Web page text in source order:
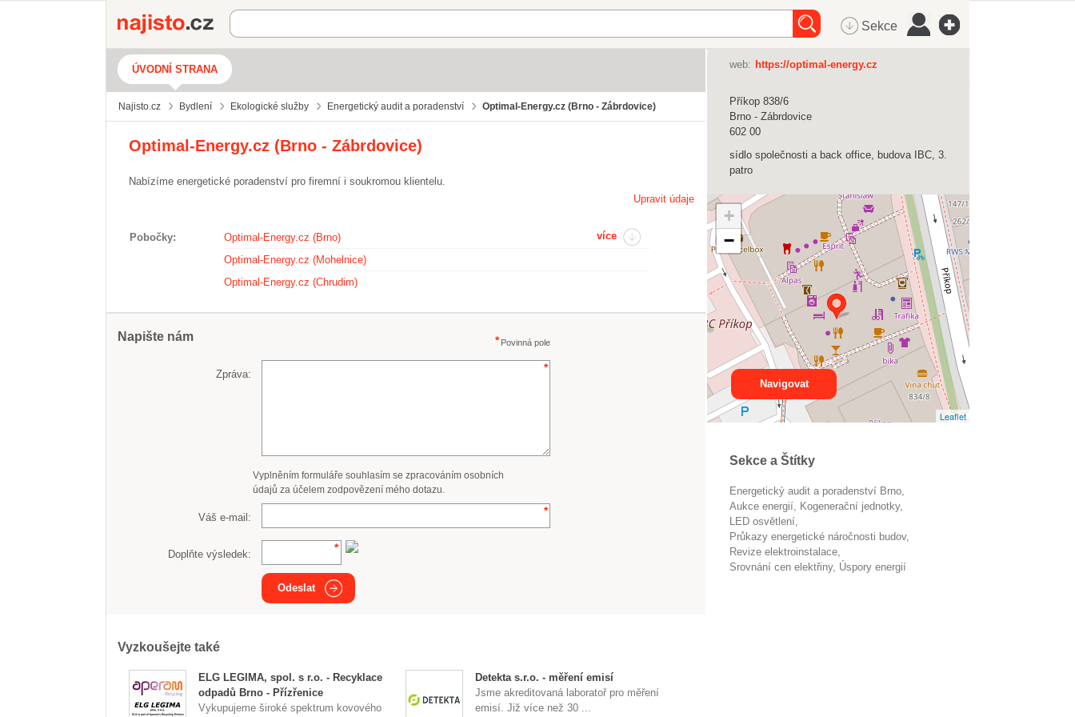
Najisto.cz Sekce
ÚVODNÍ STRANA
Najisto.cz Bydlení Ekologické služby Energetický audit a poradenství Optimal-Energy.cz (Brno - Zábrdovice)
Optimal-Energy.cz (Brno - Zábrdovice)
Nabízíme energetické poradenství pro firemní i soukromou klientelu.
Upravit údaje
Pobočky
Optimal-Energy.cz (Brno)
Optimal-Energy.cz (Mohelnice)
Optimal-Energy.cz (Chrudim)
více
Napište nám Povinná pole
Zpráva:
Vyplněním formuláře souhlasím se zpracováním osobních
údajů za účelem zodpovězení mého dotazu.
Váš e-mail:
Doplňte výsledek:
Odeslat
Vyzkoušejte také
ELG LEGIMA, spol. s r.o. - Recyklace
odpadů Brno - Přízřenice
Vykupujeme široké spektrum kovového
Detekta s.r.o. - měření emisí
Jsme akreditovaná laboratoř pro měření
emisí. Již více než 30 ...
web: https://optimal-energy.cz
Příkop 838/6
Brno - Zábrdovice
602 00
sídlo společnosti a back office, budova IBC, 3.
patro
+
−
Leaflet
Navigovat
Sekce a Štítky
Energetický audit a poradenství Brno
aukce energií
kogenerační jednotky
LED osvětlení
průkazy energetické náročnosti budov
revize elektroinstalace
srovnání cen elektřiny
úspory energií